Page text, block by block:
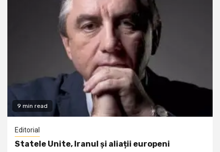
9 min read
Editorial
Statele Unite, Iranul și aliații europeni